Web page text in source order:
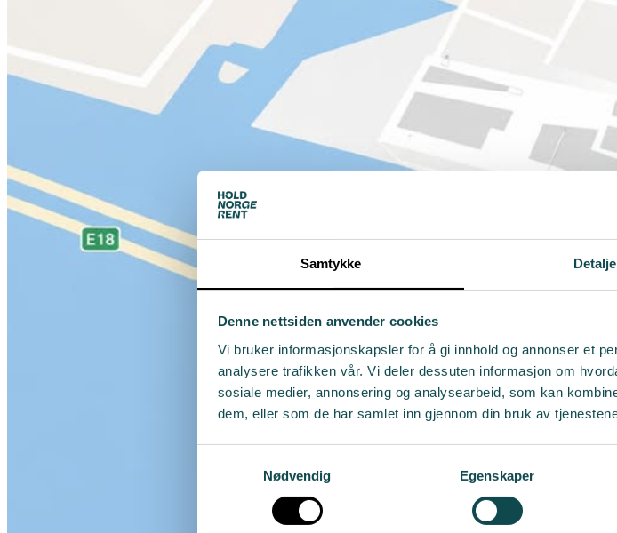
Samtykke
Denne nettsiden anvender cookies
Vi bruker informasjonskapsler for å gi innhold og annonser et
analysere trafikken vår. Vi deler dessuten informasjon om
sosiale medier, annonsering og analysearbeid, som kan
dem, eller som de har samlet inn gjennom din bruk av
Nødvendig
Egenskaper